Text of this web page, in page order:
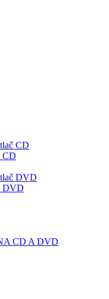
CD
CD
DVD
DVD
CD A DVD